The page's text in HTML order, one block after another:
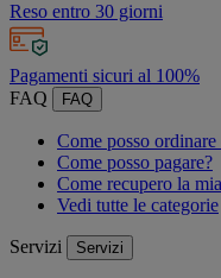
Reso entro 30 giorni
Pagamenti sicuri al 100%
FAQ
FAQ
Come posso ordinare
Come posso pagare?
Come recupero la
Vedi tutte le categorie
Servizi Servizi